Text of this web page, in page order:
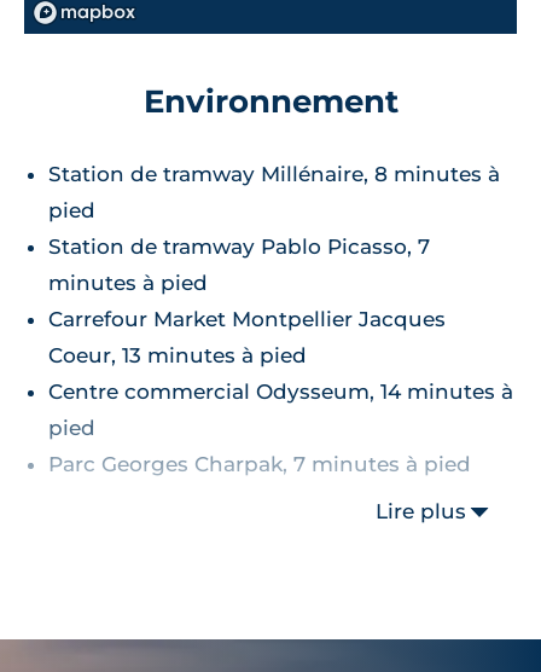
Environnement
Station de tramway Millénaire, 8 minutes à
pied
Station de tramway Pablo Picasso, 7
minutes à pied
Carrefour Market Montpellier Jacques
Coeur, 13 minutes à pied
Centre commercial Odysseum, 14 minutes à
pied
Parc Georges Charpak, 7 minutes à pied
Lire plus